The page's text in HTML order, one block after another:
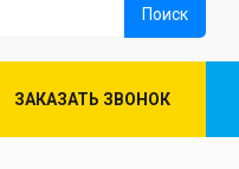
ЗАКАЗАТЬ ЗВОНОК